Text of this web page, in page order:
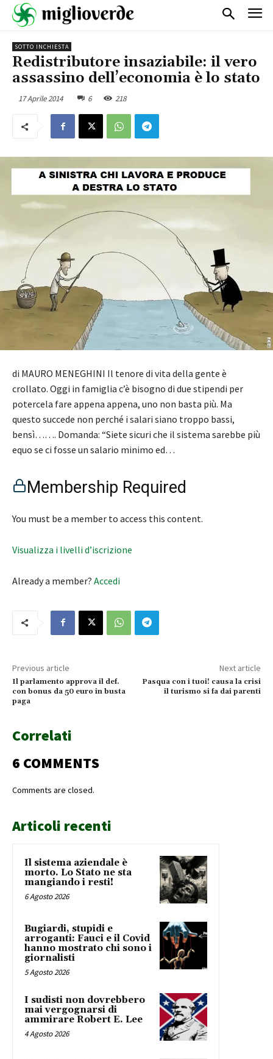
SOTTO INCHIESTA
Redistributore insaziabile: il vero
assassino dell’economia è lo stato
17 Aprile 2014 6 218
di MAURO MENEGHINI Il tenore di vita della gente è
crollato. Oggi in famiglia c’è bisogno di due stipendi per
potercela fare appena appena, uno non basta più. Ma
questo succede non perché i salari siano troppo bassi,
bensì……. Domanda: “Siete sicuri che il sistema sarebbe più
equo se ci fosse un salario minimo ed…
Membership Required
You must be a member to access this content.
Visualizza i livelli d’iscrizione
Already a member? Accedi
Previous article
Il parlamento approva il def.
con bonus da 50 euro in busta
paga
Next article
Pasqua con i tuoi! causa la crisi
il turismo si fa dai parenti
Correlati
6 COMMENTS
Comments are closed.
Articoli recenti
Il sistema aziendale è
morto. Lo Stato ne sta
mangiando i resti!
6 Agosto 2026
Bugiardi, stupidi e
arroganti: Fauci e il Covid
hanno mostrato chi sono i
giornalisti
5 Agosto 2026
I sudisti non dovrebbero
mai vergognarsi di
ammirare Robert E. Lee
4 Agosto 2026